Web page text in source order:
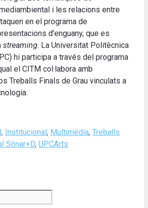
i les relacions entre
en el programa de
d’enguany, que es
streaming. La Universitat Politècnica
hi participa a través del programa
el CITM col·labora amb
Treballs Finals de Grau vinculats a
, Institucional, Multimèdia, Treballs
Sónar+D, UPCArts